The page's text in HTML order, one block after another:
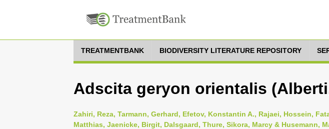
TREATMENTBANK BIODIVERSITY LITERATURE REPOSITORY
Adscita geryon orientalis
Zahiri, Reza, Tarmann, Gerhard, Efetov, Konstantin A., Rajaei, Hossein,
Matthias, Jaenicke, Birgit, Dalsgaard, Thure, Sikora, Marcy & Husemann,